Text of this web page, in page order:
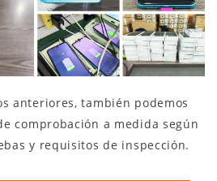
anteriores, también podemos
comprobación a medida según
y requisitos de inspección.